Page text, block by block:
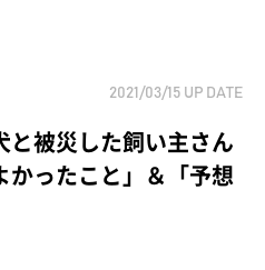
2021/03/15 UP DATE
と被災した飼い主さん
かったこと」＆「予想